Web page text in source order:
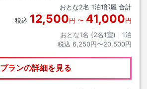
おとな2名 1泊1部屋 合計
税込 12,500円 〜 41,000円
おとな1名 (2名1室)｜ 1泊
税込 6,250円〜20,500円
プランの詳細を見る